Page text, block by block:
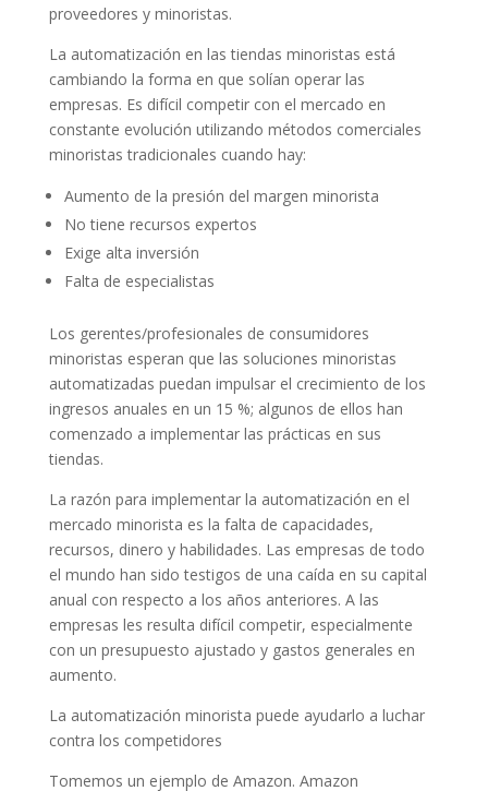
proveedores y minoristas.
La automatización en las tiendas minoristas está
cambiando la forma en que solían operar las
empresas. Es difícil competir con el mercado en
constante evolución utilizando métodos comerciales
minoristas tradicionales cuando hay:
Aumento de la presión del margen minorista
No tiene recursos expertos
Exige alta inversión
Falta de especialistas
Los gerentes/profesionales de consumidores
minoristas esperan que las soluciones minoristas
automatizadas puedan impulsar el crecimiento de los
ingresos anuales en un 15 %; algunos de ellos han
comenzado a implementar las prácticas en sus
tiendas.
La razón para implementar la automatización en el
mercado minorista es la falta de capacidades,
recursos, dinero y habilidades. Las empresas de todo
el mundo han sido testigos de una caída en su capital
anual con respecto a los años anteriores. A las
empresas les resulta difícil competir, especialmente
con un presupuesto ajustado y gastos generales en
aumento.
La automatización minorista puede ayudarlo a luchar
contra los competidores
Tomemos un ejemplo de Amazon. Amazon